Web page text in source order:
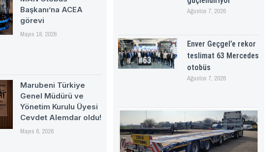
Başkanı’na ACEA
görevi
Mayıs 18, 2026
Marubeni Türkiye
Genel Müdürü ve
Yönetim Kurulu Üyesi
Cevdet Alemdar oldu!
Mayıs 6, 2026
Ağustos 7, 2026
Enver Geçgel’e rekor
teslimat 63 Mercedes
otobüs
Ağustos 7, 2026